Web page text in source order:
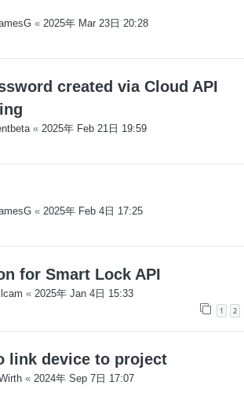
« 2025年 Mar 23日 20:28
created via Cloud API
« 2025年 Feb 21日 19:59
« 2025年 Feb 4日 17:25
for Smart Lock API
« 2025年 Jan 4日 15:33
1 2
link device to project
« 2024年 Sep 7日 17:07